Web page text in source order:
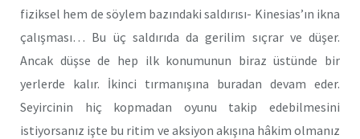
fiziksel hem de söylem bazındaki saldırısı- Kinesias’ın ikna
çalışması… Bu üç saldırıda da gerilim sıçrar ve düşer.
Ancak düşse de hep ilk konumunun biraz üstünde bir
yerlerde kalır. İkinci tırmanışına buradan devam eder.
Seyircinin hiç kopmadan oyunu takip edebilmesini
istiyorsanız işte bu ritim ve aksiyon akışına hâkim olmanız